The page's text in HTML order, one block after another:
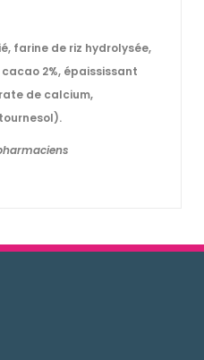
farine de riz hydrolysée,
2%, épaississant
de calcium,